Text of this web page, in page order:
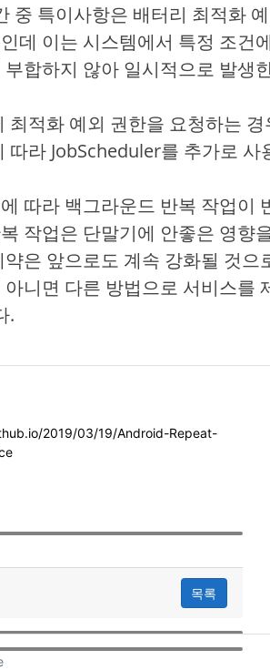
중 특이사항은 배터리 최적화
데 이는 시스템에서 특정 조건
합하지 않아 일시적으로 발생
최적화 예외 권한을 요청하는
따라 JobScheduler를 추가로
따라 백그라운드 반복 작업이
작업은 단말기에 안좋은 영향
은 앞으로도 계속 강화될 것
니면 다른 방법으로 서비스를
.
2019/03/19/Android-Repeat-
목록